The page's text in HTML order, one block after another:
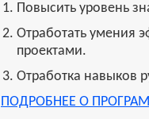
Повысить уровень
Отработать умения
проектами.
Отработка навыков
ПОДРОБНЕЕ О